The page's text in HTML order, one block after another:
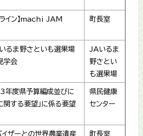
ライン】machi JAM 町長室
るま野さといも選果場
学会
JAいるま
野さとい
も選果場
3年度県予算編成並びに
関する要望」に係る要望
県民健康
センター
イザーとの世界農業遺産
町長室